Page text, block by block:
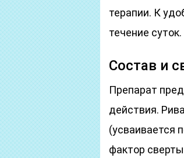
терапии. К
течение суток.
Состав и
Препарат
действия.
(усваивается
фактор